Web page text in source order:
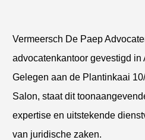
Vermeersch De Paep
advocatenkantoor gevestigd in
Gelegen aan de Plantinkaai
Salon, staat dit
expertise en uitstekende
van juridische zaken.